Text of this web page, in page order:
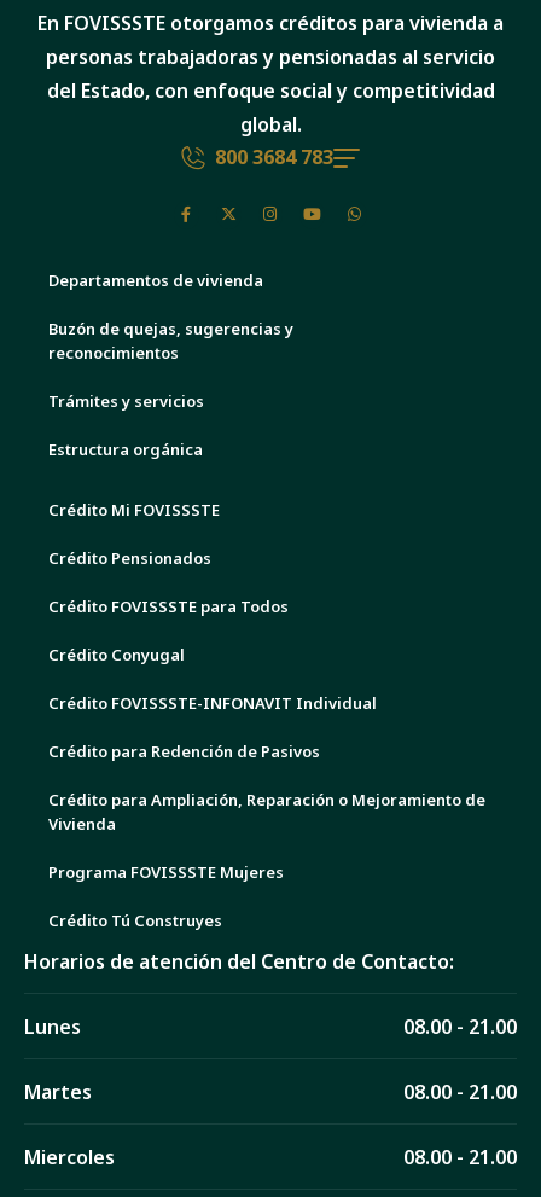
En FOVISSSTE otorgamos créditos para vivienda a
personas trabajadoras y pensionadas al servicio
del Estado, con enfoque social y competitividad
global.
800 3684 783
Departamentos de vivienda
Buzón de quejas, sugerencias y
reconocimientos
Trámites y servicios
Estructura orgánica
Crédito Mi FOVISSSTE
Crédito Pensionados
Crédito FOVISSSTE para Todos
Crédito Conyugal
Crédito FOVISSSTE-INFONAVIT Individual
Crédito para Redención de Pasivos
Crédito para Ampliación, Reparación o Mejoramiento de
Vivienda
Programa FOVISSSTE Mujeres
Crédito Tú Construyes
Horarios de atención del Centro de Contacto:
Lunes 08.00 - 21.00
Martes 08.00 - 21.00
Miercoles 08.00 - 21.00